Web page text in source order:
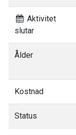
Aktivitet
slutar
Ålder
Kostnad
Status